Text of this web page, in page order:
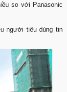
so với Panasonic
người tiêu dùng tin